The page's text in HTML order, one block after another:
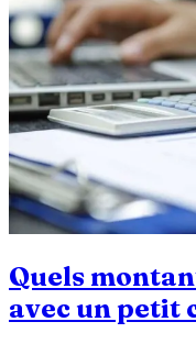
Quels
avec un petit